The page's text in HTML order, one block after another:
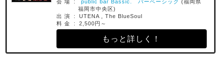
会 場 : public bar Bassic. バーベーシック (福岡県
福岡市中央区)
出 演 : UTENA , The BlueSoul
料 金 : 2,500円～
もっと詳しく！